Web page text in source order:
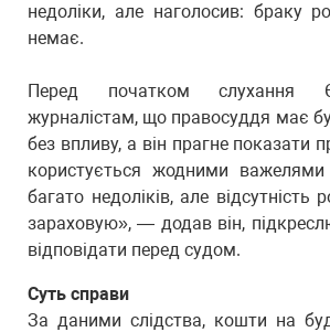
недоліки, але наголосив: браку
немає.
Перед початком слухання
журналістам, що правосуддя має
без впливу, а він прагне показати
користується жодними
багато недоліків, але
зараховую», — додав він,
відповідати перед судом.
Суть справи
За даними слідства, кошти на